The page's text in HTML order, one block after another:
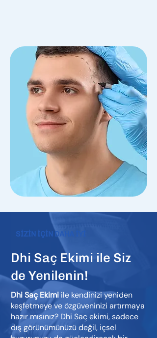
SİZİN İÇİN DAHA İYİ
Dhi Saç Ekimi ile Siz
de Yenilenin!
Dhi Saç Ekimi ile kendinizi yeniden
keşfetmeye ve özgüveninizi artırmaya
hazır mısınız? Dhi Saç ekimi, sadece
dış görünümünüzü değil, içsel